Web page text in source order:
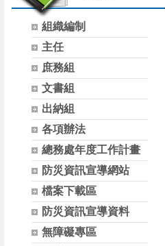
組織編制
主任
庶務組
文書組
出納組
各項辦法
總務處年度工作計畫
防災資訊宣導網站
檔案下載區
防災資訊宣導資料
無障礙專區